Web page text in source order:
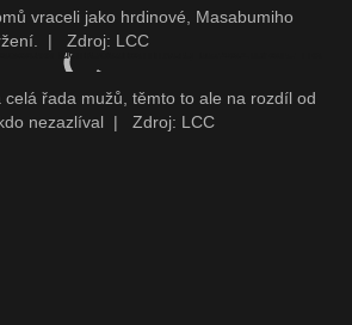
vraceli jako hrdinové, Masabumiho
| Zdroj: LCC
celá řada mužů, těmto to ale na rozdíl od
nezazlíval | Zdroj: LCC